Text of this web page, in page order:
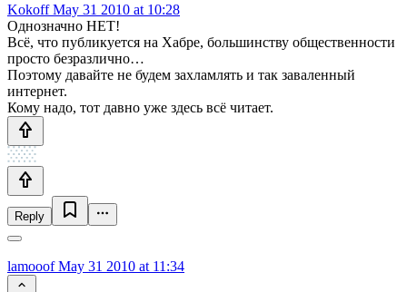
KokoffMay 31 2010 at 10:28
Однозначно НЕТ!
Всё, что публикуется на Хабре, большинству общественности
просто безразлично…
Поэтому давайте не будем захламлять и так заваленный
интернет.
Кому надо, тот давно уже здесь всё читает.
Reply
lamooofMay 31 2010 at 11:34